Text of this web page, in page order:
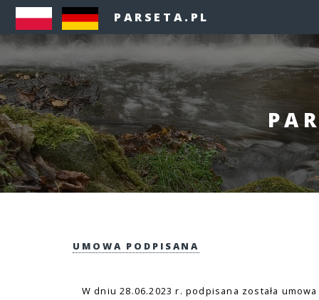
PARSETA.PL
UMOWA PODPISANA
W dniu 28.06.2023 r. podpisana została